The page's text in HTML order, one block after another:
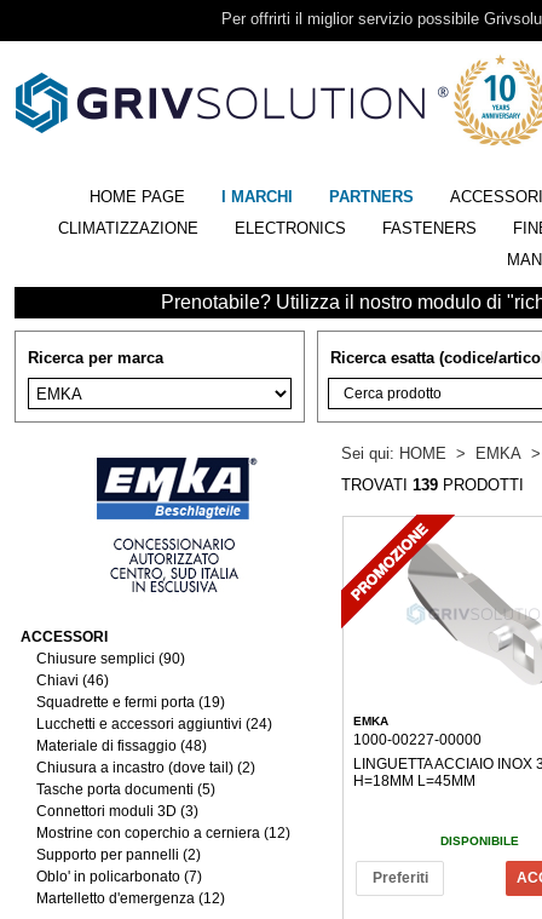
Per offrirti il miglior servizio possibile
HOME PAGE I MARCHI PARTNERS
ACCESSORI
CLIMATIZZAZIONE
ELECTRONICS FASTENERS
Prenotabile? Utilizza il nostro modulo di
Ricerca per marca Ricerca esatta (codice/
ACCESSORI
Chiusure semplici (90)
Chiavi (46)
Squadrette e fermi porta (19)
Lucchetti e accessori aggiuntivi (24)
Materiale di fissaggio (48)
Chiusura a incastro (dove tail) (2)
Tasche porta documenti (5)
Connettori moduli 3D (3)
Mostrine con coperchio a cerniera (12)
Supporto per pannelli (2)
Oblo' in policarbonato (7)
Martelletto d'emergenza (12)
Sei qui: HOME > EMKA
TROVATI 139 PRODOTTI
EMKA
1000-00227-00000
LINGUETTA ACCIAIO INOX
H=18MM L=45MM
DISPONIBILE
Preferiti